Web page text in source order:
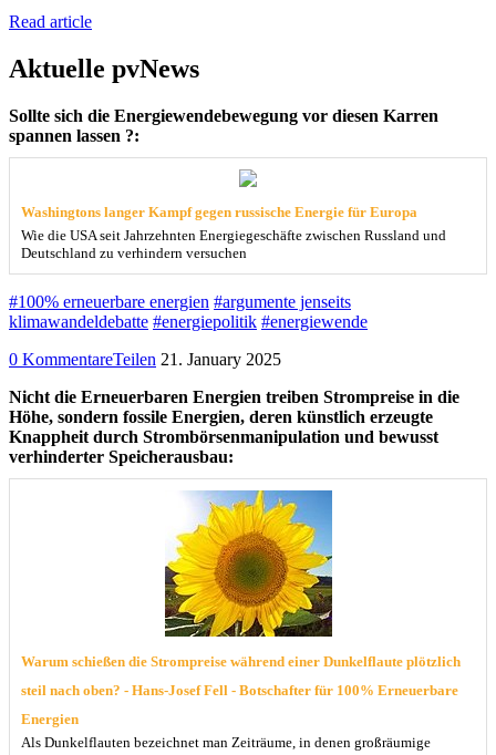
Read article
Aktuelle pvNews
Sollte sich die Energiewendebewegung vor diesen Karren
spannen lassen ?:
Washingtons langer Kampf gegen russische Energie für Europa
Wie die USA seit Jahrzehnten Energiegeschäfte zwischen Russland und
Deutschland zu verhindern versuchen
#100% erneuerbare energien #argumente jenseits
klimawandeldebatte #energiepolitik #energiewende
0 KommentareTeilen 21. January 2025
Nicht die Erneuerbaren Energien treiben Strompreise in die
Höhe, sondern fossile Energien, deren künstlich erzeugte
Knappheit durch Strombörsenmanipulation und bewusst
verhinderter Speicherausbau:
Warum schießen die Strompreise während einer Dunkelflaute plötzlich
steil nach oben? - Hans-Josef Fell - Botschafter für 100% Erneuerbare
Energien
Als Dunkelflauten bezeichnet man Zeiträume, in denen großräumige